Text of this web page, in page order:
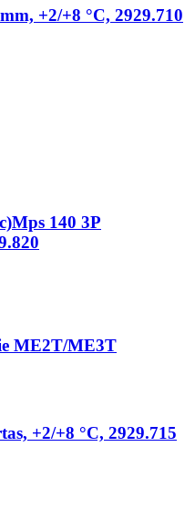
+2/+8 °C, 2929.710
140 3P
ME2T/ME3T
+2/+8 °C, 2929.715